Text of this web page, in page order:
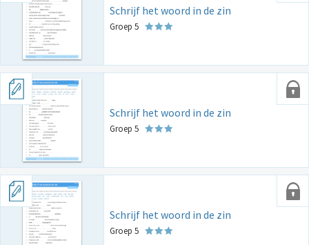
Schrijf het woord in de zin
Groep 5
Schrijf het woord in de zin
Groep 5
Schrijf het woord in de zin
Groep 5